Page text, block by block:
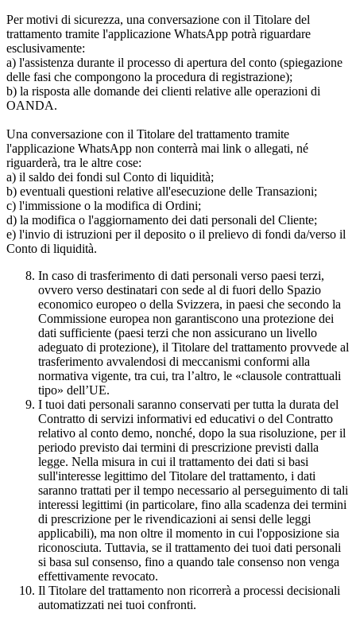
Per motivi di sicurezza, una conversazione con il Titolare del
trattamento tramite l'applicazione WhatsApp potrà riguardare
esclusivamente:
a) l'assistenza durante il processo di apertura del conto (spiegazione
delle fasi che compongono la procedura di registrazione);
b) la risposta alle domande dei clienti relative alle operazioni di
OANDA.
Una conversazione con il Titolare del trattamento tramite
l'applicazione WhatsApp non conterrà mai link o allegati, né
riguarderà, tra le altre cose:
a) il saldo dei fondi sul Conto di liquidità;
b) eventuali questioni relative all'esecuzione delle Transazioni;
c) l'immissione o la modifica di Ordini;
d) la modifica o l'aggiornamento dei dati personali del Cliente;
e) l'invio di istruzioni per il deposito o il prelievo di fondi da/verso il
Conto di liquidità.
In caso di trasferimento di dati personali verso paesi terzi,
ovvero verso destinatari con sede al di fuori dello Spazio
economico europeo o della Svizzera, in paesi che secondo la
Commissione europea non garantiscono una protezione dei
dati sufficiente (paesi terzi che non assicurano un livello
adeguato di protezione), il Titolare del trattamento provvede al
trasferimento avvalendosi di meccanismi conformi alla
normativa vigente, tra cui, tra l’altro, le «clausole contrattuali
tipo» dell’UE.
I tuoi dati personali saranno conservati per tutta la durata del
Contratto di servizi informativi ed educativi o del Contratto
relativo al conto demo, nonché, dopo la sua risoluzione, per il
periodo previsto dai termini di prescrizione previsti dalla
legge. Nella misura in cui il trattamento dei dati si basi
sull'interesse legittimo del Titolare del trattamento, i dati
saranno trattati per il tempo necessario al perseguimento di tali
interessi legittimi (in particolare, fino alla scadenza dei termini
di prescrizione per le rivendicazioni ai sensi delle leggi
applicabili), ma non oltre il momento in cui l'opposizione sia
riconosciuta. Tuttavia, se il trattamento dei tuoi dati personali
si basa sul consenso, fino a quando tale consenso non venga
effettivamente revocato.
Il Titolare del trattamento non ricorrerà a processi decisionali
automatizzati nei tuoi confronti.